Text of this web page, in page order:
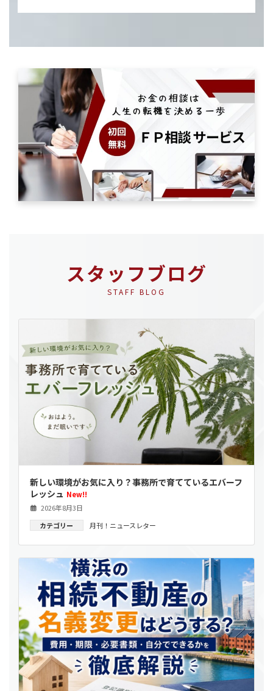
スタッフブログ
STAFF BLOG
新しい環境がお気に入り？事務所で育てているエバーフ
レッシュ New!!
2026年8月3日
カテゴリー
月刊！ニュースレター